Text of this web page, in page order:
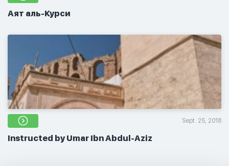
Аят аль-Курси
Sept. 25, 2018
Instructed by Umar Ibn Abdul-Aziz